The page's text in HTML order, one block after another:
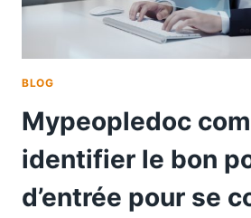
BLOG
Mypeopledoc
identifier le bon
d’entrée pour se